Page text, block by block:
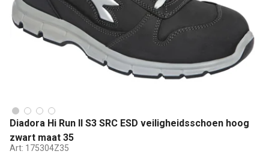
Diadora Hi Run II S3 SRC ESD veiligheidsschoen hoog
zwart maat 35
Art: 175304Z35